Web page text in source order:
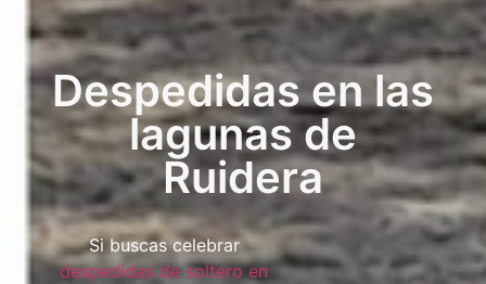
Despedidas en las
lagunas de
Ruidera
Si buscas celebrar
despedidas de soltero en